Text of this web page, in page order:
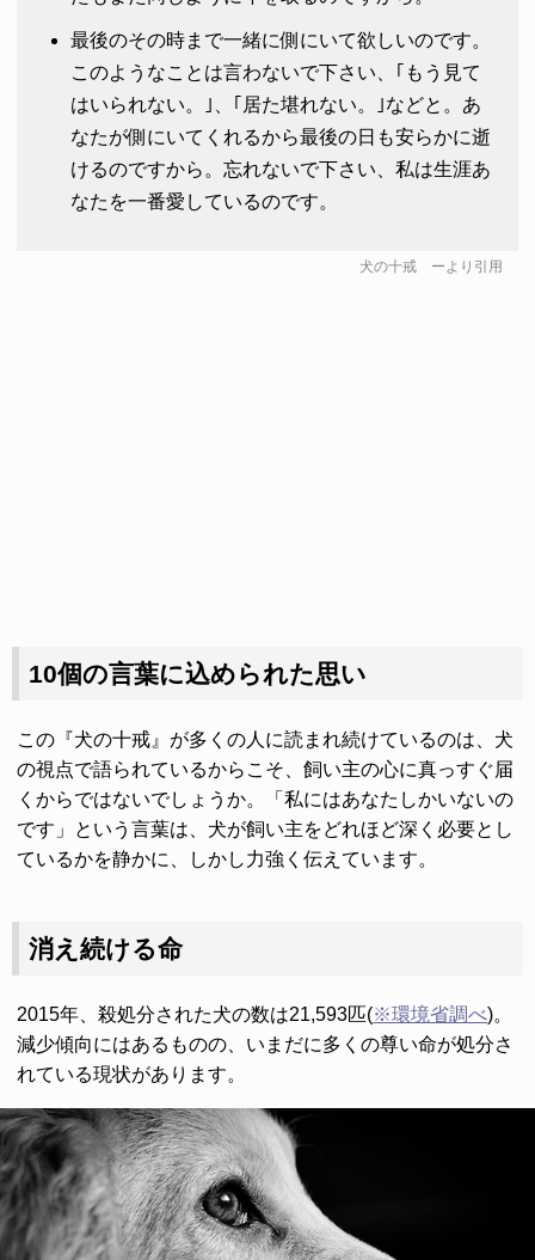
最後のその時まで一緒に側にいて欲しいのです。
このようなことは言わないで下さい、｢もう見て
はいられない。｣、｢居た堪れない。｣などと。あ
なたが側にいてくれるから最後の日も安らかに逝
けるのですから。忘れないで下さい、私は生涯あ
なたを一番愛しているのです。
犬の十戒ーより引用
10個の言葉に込められた思い
この『犬の十戒』が多くの人に読まれ続けているのは、犬
の視点で語られているからこそ、飼い主の心に真っすぐ届
くからではないでしょうか。「私にはあなたしかいないの
です」という言葉は、犬が飼い主をどれほど深く必要とし
ているかを静かに、しかし力強く伝えています。
消え続ける命
2015年、殺処分された犬の数は21,593匹(※環境省調べ)。
減少傾向にはあるものの、いまだに多くの尊い命が処分さ
れている現状があります。